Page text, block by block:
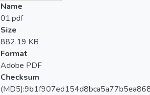
Name
01.pdf
Size
882.19 KB
Format
Adobe PDF
Checksum